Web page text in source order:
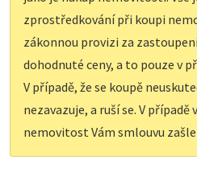
zprostředkování při koupi
zákonnou provizi za
dohodnuté ceny, a to pouze v
V případě, že se koupě
nezavazuje, a ruší se. V případě
nemovitost Vám smlouvu